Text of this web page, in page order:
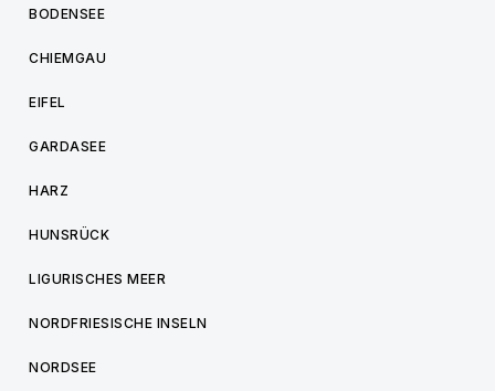
BODENSEE
CHIEMGAU
EIFEL
GARDASEE
HARZ
HUNSRÜCK
LIGURISCHES MEER
NORDFRIESISCHE INSELN
NORDSEE